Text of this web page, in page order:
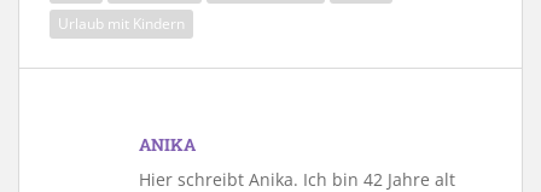
Urlaub mit Kindern
ANIKA
Hier schreibt Anika. Ich bin 42 Jahre alt